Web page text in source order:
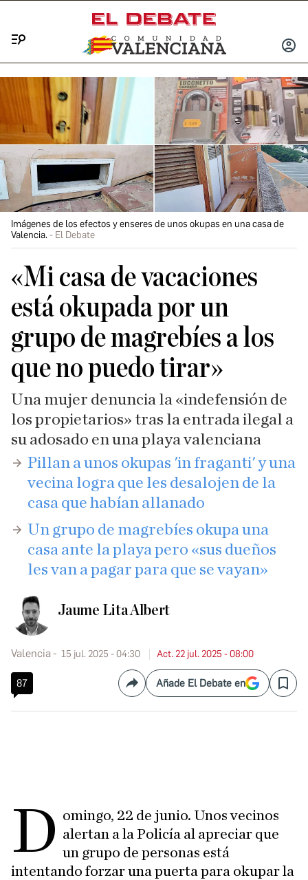
INICIAR
Imágenes de los efectos y enseres de unos okupas en una casa de
Valencia.
El Debate
«Mi casa de vacaciones
está okupada por un
grupo de magrebíes a los
que no puedo tirar»
Una mujer denuncia la «indefensión de
los propietarios» tras la entrada ilegal a
su adosado en una playa valenciana
Pillan a unos okupas 'in fraganti' y una
vecina logra que les desalojen de la
casa que habían allanado
Un grupo de magrebíes okupa una
casa ante la playa pero «sus dueños
les van a pagar para que se vayan»
Jaume Lita Albert
Valencia 15 jul. 2025 - 04:30 Act. 22 jul. 2025 - 08:00
87 CompartirAñade El Debate en Save
D omingo, 22 de junio. Unos vecinos
alertan a la Policía al apreciar que
un grupo de personas está
intentando forzar una puerta para okupar la